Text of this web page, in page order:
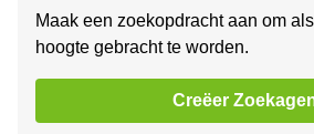
Maak een zoekopdracht aan om
hoogte gebracht te worden.
Creëer